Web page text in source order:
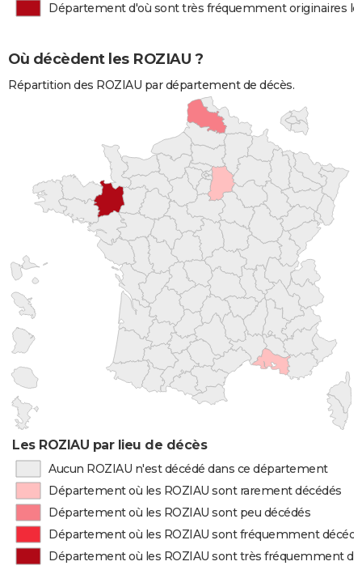
Département d'où sont très fréquemment originaires
Où décèdent les ROZIAU ?
Répartition des ROZIAU par département de décès.
Les ROZIAU par lieu de décès
Aucun ROZIAU n'est décédé dans ce département
Département où les ROZIAU sont rarement décédés
Département où les ROZIAU sont peu décédés
Département où les ROZIAU sont fréquemment
Département où les ROZIAU sont très fréquemment